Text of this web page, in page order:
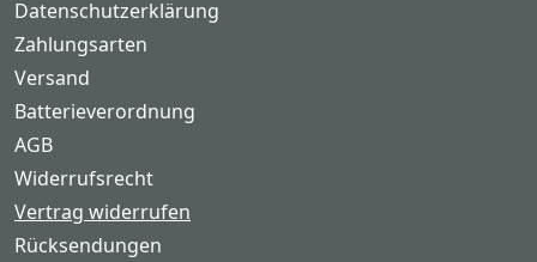
Datenschutzerklärung
Zahlungsarten
Versand
Batterieverordnung
AGB
Widerrufsrecht
Vertrag widerrufen
Rücksendungen